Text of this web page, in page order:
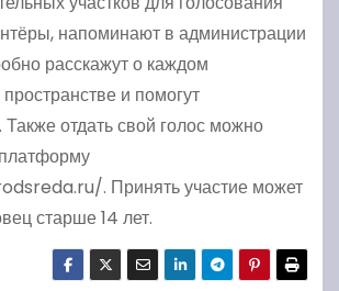
напоминают в администрации
расскажут о каждом
и помогут
Также отдать свой голос можно
. Принять участие может
старше 14 лет.